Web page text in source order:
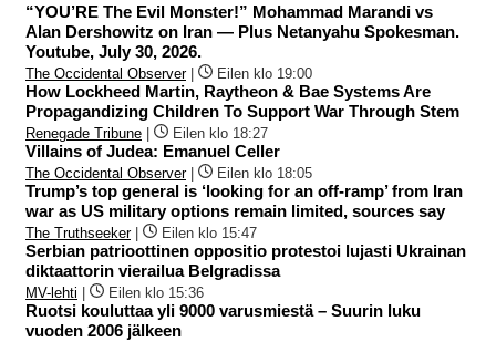
“YOU’RE The Evil Monster!” Mohammad Marandi vs
Alan Dershowitz on Iran — Plus Netanyahu Spokesman.
Youtube, July 30, 2026.
The Occidental Observer| Eilen klo 19:00
How Lockheed Martin, Raytheon & Bae Systems Are
Propagandizing Children To Support War Through Stem
Renegade Tribune Eilen klo 18:27
Villains of Judea: Emanuel Celler
The Occidental Observer| Eilen klo 18:05
Trump’s top general is ‘looking for an off-ramp’ from Iran
war as US military options remain limited, sources say
The Truthseeker| Eilen klo 15:47
Serbian patrioottinen oppositio protestoi lujasti Ukrainan
diktaattorin vierailua Belgradissa
MV-lehti Eilen klo 15:36
Ruotsi kouluttaa yli 9000 varusmiestä – Suurin luku
vuoden 2006 jälkeen